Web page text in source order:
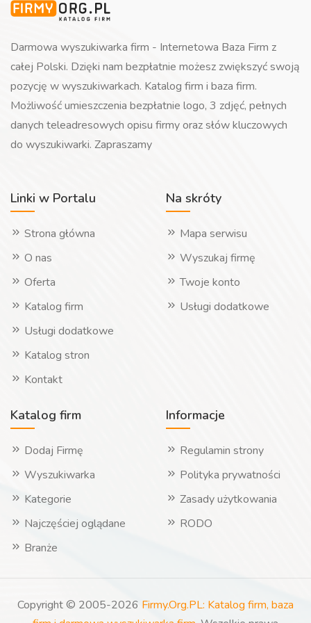
Darmowa wyszukiwarka firm - Internetowa Baza Firm z
całej Polski. Dzięki nam bezpłatnie możesz zwiększyć swoją
pozycję w wyszukiwarkach. Katalog firm i baza firm.
Możliwość umieszczenia bezpłatnie logo, 3 zdjęć, pełnych
danych teleadresowych opisu firmy oraz słów kluczowych
do wyszukiwarki. Zapraszamy
Linki w Portalu
Strona główna
O nas
Oferta
Katalog firm
Usługi dodatkowe
Katalog stron
Kontakt
Na skróty
Mapa serwisu
Wyszukaj firmę
Twoje konto
Usługi dodatkowe
Katalog firm
Dodaj Firmę
Wyszukiwarka
Kategorie
Najczęściej oglądane
Branże
Informacje
Regulamin strony
Polityka prywatności
Zasady użytkowania
RODO
Copyright © 2005-2026 Firmy.Org.PL: Katalog firm, baza